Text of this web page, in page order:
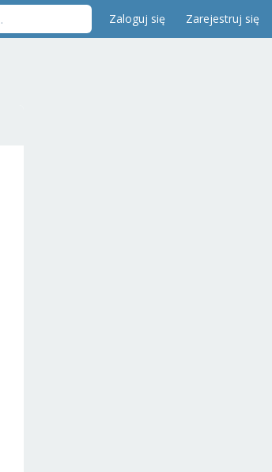
Zaloguj się Zarejestruj się